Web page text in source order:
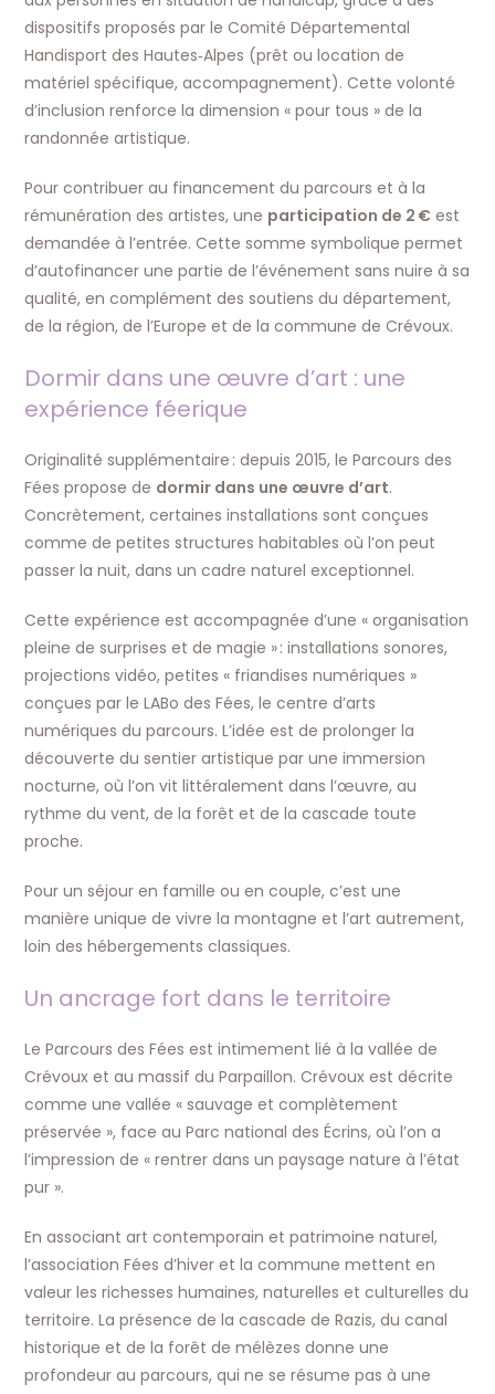
dispositifs proposés par le Comité Départemental
Handisport des Hautes‑Alpes (prêt ou location de
matériel spécifique, accompagnement). Cette volonté
d’inclusion renforce la dimension « pour tous » de la
randonnée artistique.
Pour contribuer au financement du parcours et à la
rémunération des artistes, une participation de 2 € est
demandée à l’entrée. Cette somme symbolique permet
d’autofinancer une partie de l’événement sans nuire à sa
qualité, en complément des soutiens du département,
de la région, de l’Europe et de la commune de Crévoux.
Dormir dans une œuvre d’art : une
expérience féerique
Originalité supplémentaire : depuis 2015, le Parcours des
Fées propose de dormir dans une œuvre d’art.
Concrètement, certaines installations sont conçues
comme de petites structures habitables où l’on peut
passer la nuit, dans un cadre naturel exceptionnel.
Cette expérience est accompagnée d’une « organisation
pleine de surprises et de magie » : installations sonores,
projections vidéo, petites « friandises numériques »
conçues par le LABo des Fées, le centre d’arts
numériques du parcours. L’idée est de prolonger la
découverte du sentier artistique par une immersion
nocturne, où l’on vit littéralement dans l’œuvre, au
rythme du vent, de la forêt et de la cascade toute
proche.
Pour un séjour en famille ou en couple, c’est une
manière unique de vivre la montagne et l’art autrement,
loin des hébergements classiques.
Un ancrage fort dans le territoire
Le Parcours des Fées est intimement lié à la vallée de
Crévoux et au massif du Parpaillon. Crévoux est décrite
comme une vallée « sauvage et complètement
préservée », face au Parc national des Écrins, où l’on a
l’impression de « rentrer dans un paysage nature à l’état
pur ».
En associant art contemporain et patrimoine naturel,
l’association Fées d’hiver et la commune mettent en
valeur les richesses humaines, naturelles et culturelles du
territoire. La présence de la cascade de Razis, du canal
historique et de la forêt de mélèzes donne une
profondeur au parcours, qui ne se résume pas à une